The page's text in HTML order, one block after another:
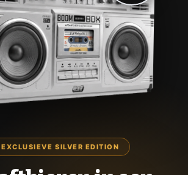
EXCLUSIEVE SILVER EDITION